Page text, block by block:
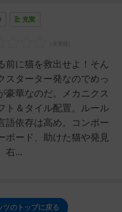
充実
前に猫を救出せよ！そん
スターター発なのでめっ
豪華なのだ。メカニクス
ト＆タイル配置。ルール
語依存は高め。コンポー
ボード、助けた猫や発見
右...
ツのトップに戻る